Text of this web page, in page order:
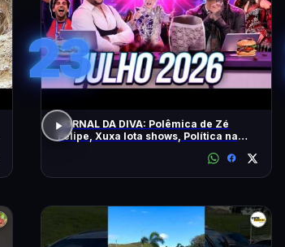
23
JORNAL DA DIVA: Polêmica de Zé
Felipe, Xuxa lota shows, Política na